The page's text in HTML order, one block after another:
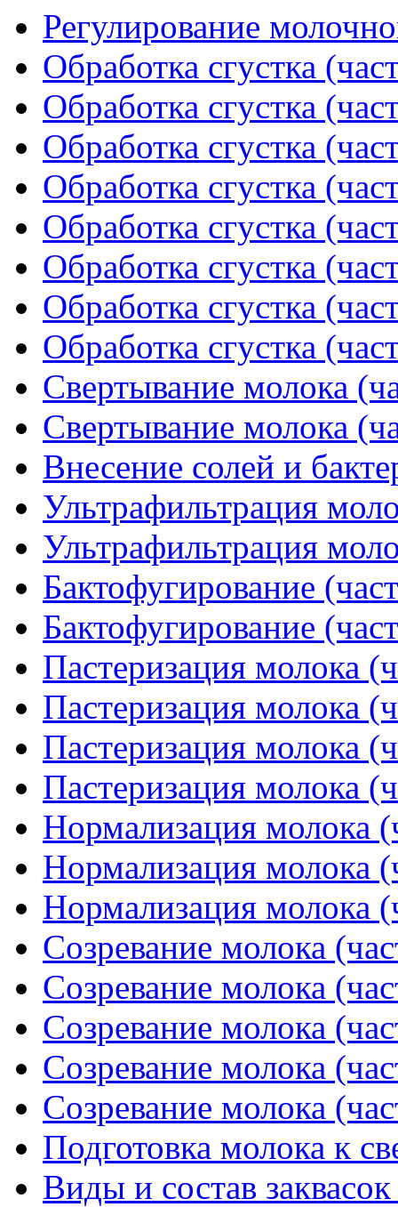
Регулирование
Обработка сгустка
Обработка сгустка
Обработка сгустка
Обработка сгустка
Обработка сгустка
Обработка сгустка
Обработка сгустка
Обработка сгустка
Свертывание молока
Свертывание молока
Внесение солей и
Ультрафильтрация
Ультрафильтрация
Бактофугирование
Бактофугирование
Пастеризация молока
Пастеризация молока
Пастеризация молока
Пастеризация молока
Нормализация молока
Нормализация молока
Нормализация молока
Созревание молока
Созревание молока
Созревание молока
Созревание молока
Созревание молока
Подготовка молока к
Виды и состав